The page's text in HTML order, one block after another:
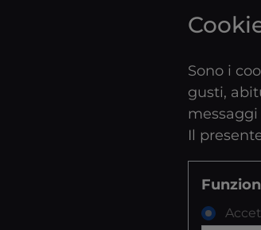
Sono i
gusti,
Il